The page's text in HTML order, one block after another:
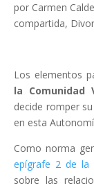
por Carmen
compartida,
Los elementos
la Comunidad
decide romper
en esta
Como norma
epígrafe 2 de la
sobre las